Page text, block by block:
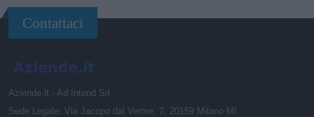
Contattaci
Aziende.it - Ad Intend Srl
Sede Legale: Via Jacopo dal Verme, 7, 20159 Milano MI